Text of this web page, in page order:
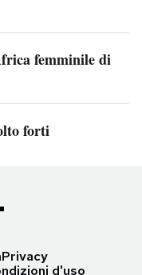
femminile di
forti
Privacy
d'uso